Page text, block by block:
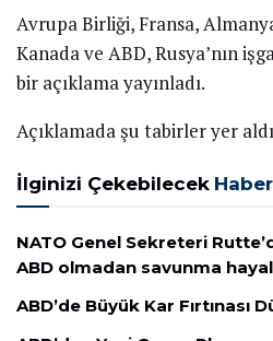
Avrupa Birliği, Fransa,
Kanada ve ABD, Rusya’nın
bir açıklama yayınladı.
Açıklamada şu tabirler yer
İlginizi Çekebilecek
NATO Genel Sekreteri
ABD olmadan savunma hayal
ABD’de Büyük Kar Fırtınası